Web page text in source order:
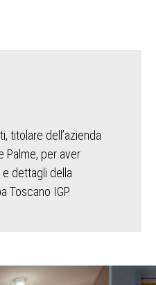
titolare dell’azienda
Palme, per aver
dettagli della
Toscano IGP.